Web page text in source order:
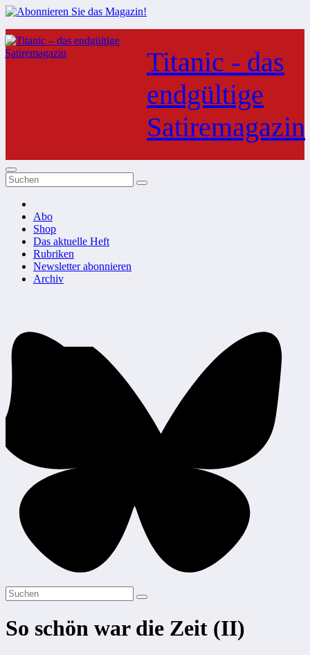
Zum
Inhalt
springen
Titanic - das
endgültige
Satiremagazin
Abo
Shop
Das aktuelle Heft
Rubriken
Newsletter abonnieren
Archiv
So schön war die Zeit (II)